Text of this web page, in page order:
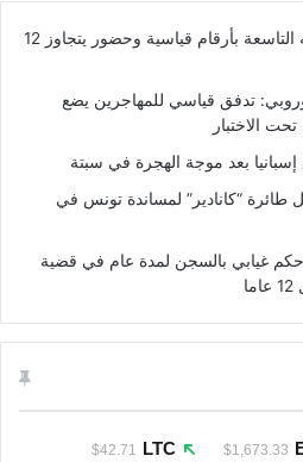
مؤتمر Ai4 2026 يختتم دورته التاسعة بأرقام قياسية وحضور يتجاوز 12
تدفق قياسي للمهاجرين يضع
الاختبار
بعد موجة الهجرة في سبتة
طائرة “كانادير” لمساندة تونس في
غيابي بالسجن لمدة عام في قضية
$1,673.33
LTC
$42.71